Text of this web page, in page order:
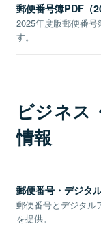
郵便番号簿PDF（
2025年度版郵便番
す。
ビジネス
情報
郵便番号・デジタ
郵便番号とデジタル
を提供。